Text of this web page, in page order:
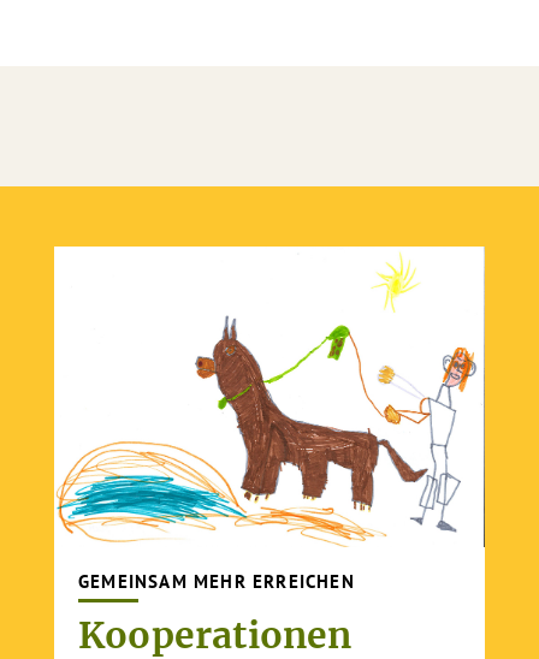
GEMEINSAM MEHR ERREICHEN
Kooperationen